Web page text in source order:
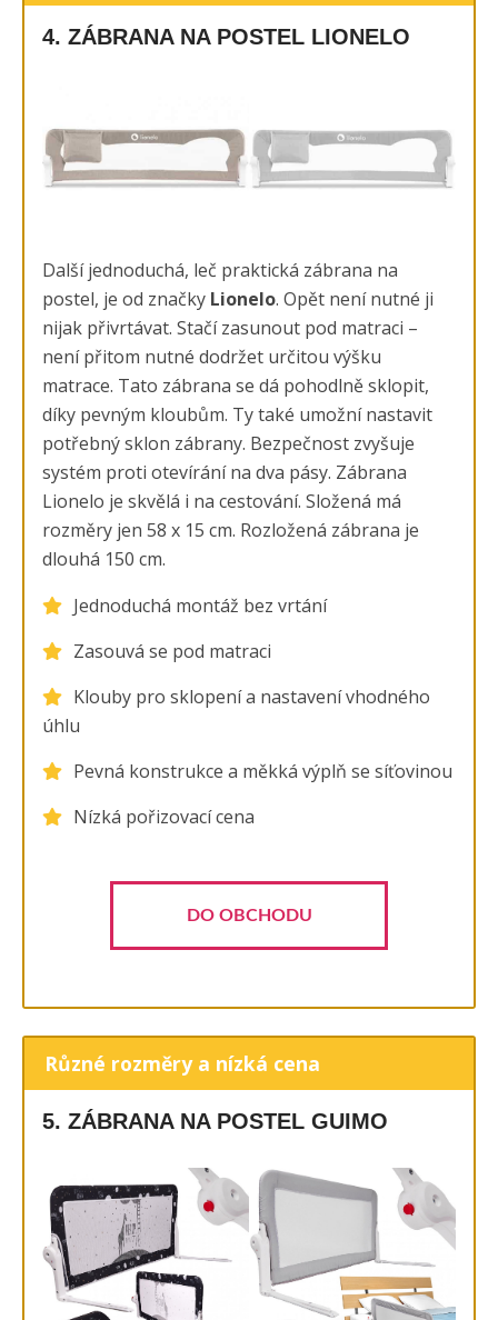
4. ZÁBRANA NA POSTEL LIONELO
Další jednoduchá, leč praktická zábrana na
postel, je od značky Lionelo. Opět není nutné ji
nijak přivrtávat. Stačí zasunout pod matraci –
není přitom nutné dodržet určitou výšku
matrace. Tato zábrana se dá pohodlně sklopit,
díky pevným kloubům. Ty také umožní nastavit
potřebný sklon zábrany. Bezpečnost zvyšuje
systém proti otevírání na dva pásy. Zábrana
Lionelo je skvělá i na cestování. Složená má
rozměry jen 58 x 15 cm. Rozložená zábrana je
dlouhá 150 cm.
Jednoduchá montáž bez vrtání
Zasouvá se pod matraci
Klouby pro sklopení a nastavení vhodného
úhlu
Pevná konstrukce a měkká výplň se síťovinou
Nízká pořizovací cena
DO OBCHODU
Různé rozměry a nízká cena
5. ZÁBRANA NA POSTEL GUIMO